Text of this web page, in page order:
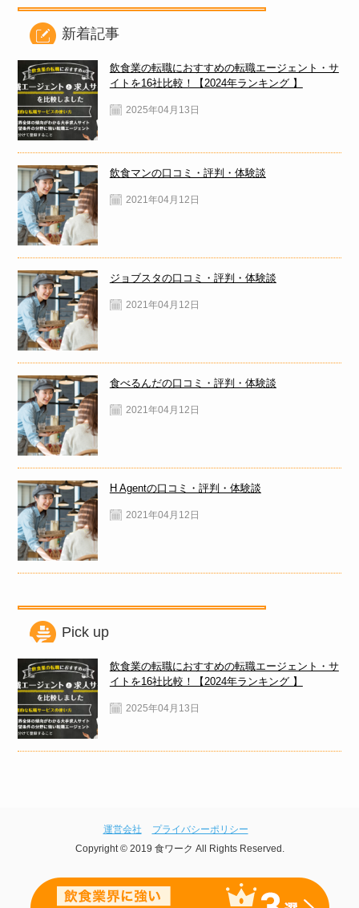
新着記事
飲食業の転職におすすめの転職エージェント・サ
イトを16社比較！【2024年ランキング 】
2025年04月13日
飲食マンの口コミ・評判・体験談
2021年04月12日
ジョブスタの口コミ・評判・体験談
2021年04月12日
食べるんだの口コミ・評判・体験談
2021年04月12日
H Agentの口コミ・評判・体験談
2021年04月12日
Pick up
飲食業の転職におすすめの転職エージェント・サ
イトを16社比較！【2024年ランキング 】
2025年04月13日
運営会社
プライバシーポリシー
Copyright © 2019 食ワーク All Rights Reserved.